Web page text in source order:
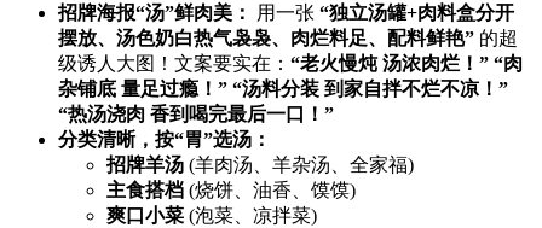
招牌海报“汤”鲜肉美：​
​ 用一张 ​ ​“独立汤罐+肉料盒分开
摆放、汤色奶白热气袅袅、肉烂料足、配料鲜艳”​ ​ 的超
级诱人大图！文案要实在：​ ​“老火慢炖 汤浓肉烂！” “肉
杂铺底 量足过瘾！” “汤料分装 到家自拌不烂不凉！”
“热汤浇肉 香到喝完最后一口！”​
分类清晰，按“胃”选汤：​
招牌羊汤 ​ (羊肉汤、羊杂汤、全家福)
主食搭档 ​ (烧饼、油香、馍馍)
爽口小菜 ​ (泡菜、凉拌菜)